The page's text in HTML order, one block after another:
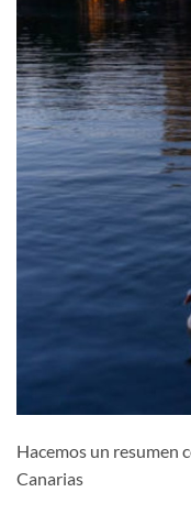
Hacemos un resumen
Canarias